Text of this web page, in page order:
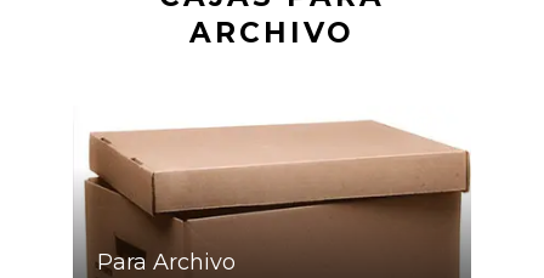
ARCHIVO
Para Archivo